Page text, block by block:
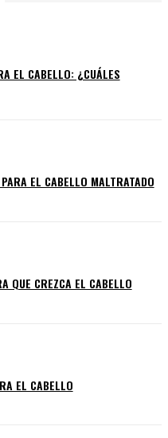
EL CABELLO: ¿CUÁLES
EL CABELLO MALTRATADO
QUE CREZCA EL CABELLO
EL CABELLO